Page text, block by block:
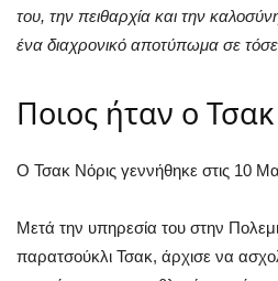
του, την πειθαρχία και την
ένα διαχρονικό αποτύπωμα σε
Ποιος ήταν ο
Ο Τσακ Νόρις γεννήθηκε στις 10
Μετά την υπηρεσία του στην
παρατσούκλι Τσακ, άρχισε να